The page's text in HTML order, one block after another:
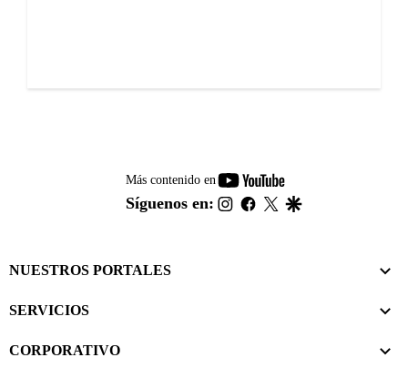
Más contenido en
youtube-
footer
Síguenos en: instagram
facebook
twitter
NUESTROS PORTALES
SERVICIOS
CORPORATIVO